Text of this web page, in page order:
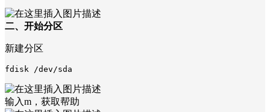
二、开始分区
新建分区
fdisk /dev/sda
输入m，获取帮助